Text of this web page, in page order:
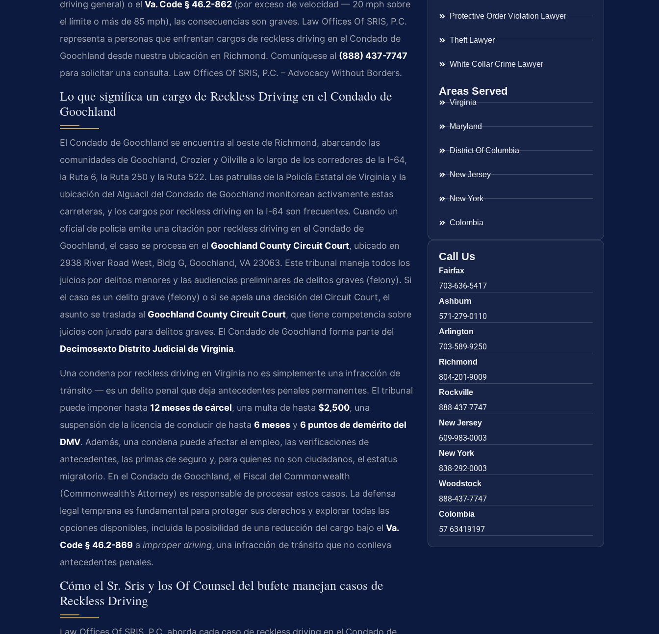
driving general) o el Va. Code § 46.2-862 (por exceso de velocidad — 20 mph sobre
el límite o más de 85 mph), las consecuencias son graves. Law Offices Of SRIS, P.C.
representa a personas que enfrentan cargos de reckless driving en el Condado de
Goochland desde nuestra ubicación en Richmond. Comuníquese al (888) 437-7747
para solicitar una consulta. Law Offices Of SRIS, P.C. – Advocacy Without Borders.
Lo que significa un cargo de Reckless Driving en el Condado de
Goochland
El Condado de Goochland se encuentra al oeste de Richmond, abarcando las
comunidades de Goochland, Crozier y Oilville a lo largo de los corredores de la I-64,
la Ruta 6, la Ruta 250 y la Ruta 522. Las patrullas de la Policía Estatal de Virginia y la
ubicación del Alguacil del Condado de Goochland monitorean activamente estas
carreteras, y los cargos por reckless driving en la I-64 son frecuentes. Cuando un
oficial de policía emite una citación por reckless driving en el Condado de
Goochland, el caso se procesa en el Goochland County Circuit Court, ubicado en
2938 River Road West, Bldg G, Goochland, VA 23063. Este tribunal maneja todos los
juicios por delitos menores y las audiencias preliminares de delitos graves (felony). Si
el caso es un delito grave (felony) o si se apela una decisión del Circuit Court, el
asunto se traslada al Goochland County Circuit Court, que tiene competencia sobre
juicios con jurado para delitos graves. El Condado de Goochland forma parte del
Decimosexto Distrito Judicial de Virginia.
Una condena por reckless driving en Virginia no es simplemente una infracción de
tránsito — es un delito penal que deja antecedentes penales permanentes. El tribunal
puede imponer hasta 12 meses de cárcel, una multa de hasta $2,500, una
suspensión de la licencia de conducir de hasta 6 meses y 6 puntos de demérito del
DMV. Además, una condena puede afectar el empleo, las verificaciones de
antecedentes, las primas de seguro y, para quienes no son ciudadanos, el estatus
migratorio. En el Condado de Goochland, el Fiscal del Commonwealth
(Commonwealth’s Attorney) es responsable de procesar estos casos. La defensa
legal temprana es fundamental para proteger sus derechos y explorar todas las
opciones disponibles, incluida la posibilidad de una reducción del cargo bajo el Va.
Code § 46.2-869 a improper driving, una infracción de tránsito que no conlleva
antecedentes penales.
Cómo el Sr. Sris y los Of Counsel del bufete manejan casos de
Reckless Driving
Law Offices Of SRIS, P.C. aborda cada caso de reckless driving en el Condado de
Protective Order Violation Lawyer
Theft Lawyer
White Collar Crime Lawyer
Areas Served
Virginia
Maryland
District Of Columbia
New Jersey
New York
Colombia
Call Us
Fairfax
703-636-5417
Ashburn
571-279-0110
Arlington
703-589-9250
Richmond
804-201-9009
Rockville
888-437-7747
New Jersey
609-983-0003
New York
838-292-0003
Woodstock
888-437-7747
Colombia
57 63419197